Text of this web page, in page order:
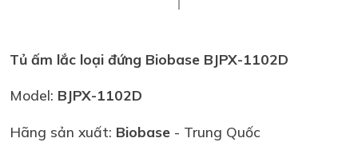
Tủ ấm lắc loại đứng Biobase BJPX-1102D
Model: BJPX-1102D
Hãng sản xuất: Biobase - Trung Quốc